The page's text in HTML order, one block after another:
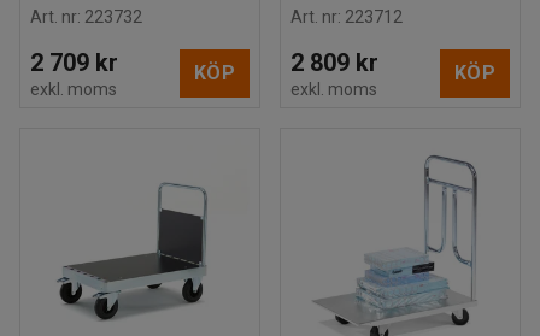
Art. nr: 223732
2 709 kr
exkl. moms
KÖP
Art. nr: 223712
2 809 kr
exkl. moms
KÖP